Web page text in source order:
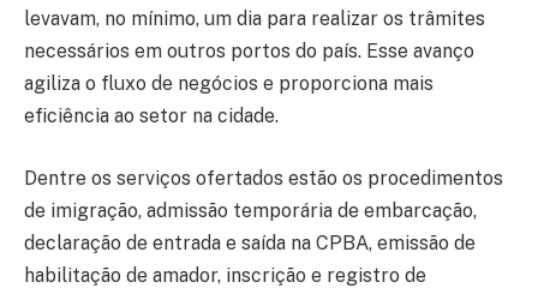
levavam, no mínimo, um dia para realizar os trâmites
necessários em outros portos do país. Esse avanço
agiliza o fluxo de negócios e proporciona mais
eficiência ao setor na cidade.
Dentre os serviços ofertados estão os procedimentos
de imigração, admissão temporária de embarcação,
declaração de entrada e saída na CPBA, emissão de
habilitação de amador, inscrição e registro de